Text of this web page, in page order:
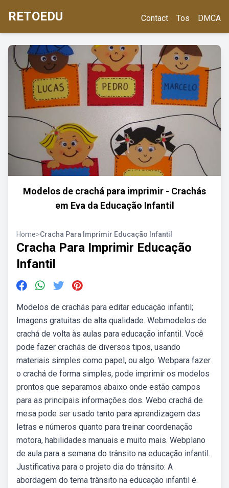
RETOEDU Contact Tos DMCA
Modelos de crachá para imprimir - Crachás
em Eva da Educação Infantil
Home>Cracha Para Imprimir Educação Infantil
Cracha Para Imprimir Educação
Infantil
Modelos de crachás para editar educação infantil;
Imagens gratuitas de alta qualidade. Webmodelos de
crachá de volta às aulas para educação infantil. Você
pode fazer crachás de diversos tipos, usando
materiais simples como papel, ou algo. Webpara fazer
o crachá de forma simples, pode imprimir os modelos
prontos que separamos abaixo onde estão campos
para as principais informações dos. Webo crachá de
mesa pode ser usado tanto para aprendizagem das
letras e números quanto para treinar coordenação
motora, habilidades manuais e muito mais. Webplano
de aula para a semana do trânsito na educação infantil.
Justificativa para o projeto dia do trânsito: A
abordagem do tema trânsito na educação infantil é.